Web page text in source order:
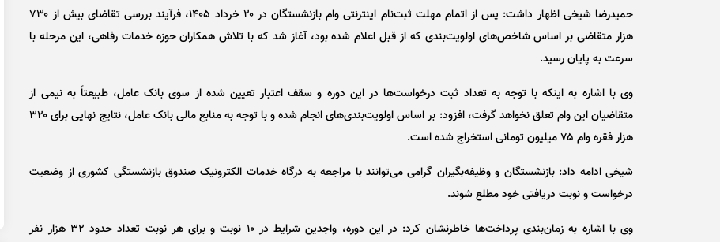
حمیدرضا شیخی اظهار داشت: پس از اتمام مهلت ثبت‌نام اینترنتی وام بازنشستگان در ۲۰ خرداد ۱۴۰۵، فرآیند بررسی تقاضای بیش از ۷۳۰
هزار متقاضی بر اساس شاخص‌های اولویت‌بندی که از قبل اعلام شده بود، آغاز شد که با تلاش همکاران حوزه خدمات رفاهی، این مرحله با
سرعت به پایان رسید.
وی با اشاره به اینکه با توجه به تعداد ثبت درخواست‌ها در این دوره و سقف اعتبار تعیین شده از سوی بانک عامل، طبیعتاً به نیمی از
متقاضیان این وام تعلق نخواهد گرفت، افزود: بر اساس اولویت‌بندی‌های انجام شده و با توجه به منابع مالی بانک عامل، نتایج نهایی برای ۳۲۰
هزار فقره وام ۷۵ میلیون تومانی استخراج شده است.
شیخی ادامه داد: بازنشستگان و وظیفه‌بگیران گرامی می‌توانند با مراجعه به درگاه خدمات الکترونیک صندوق بازنشستگی کشوری از وضعیت
درخواست و نوبت دریافتی خود مطلع شوند.
وی با اشاره به زمان‌بندی پرداخت‌ها خاطرنشان کرد: در این دوره، واجدین شرایط در ۱۰ نوبت و برای هر نوبت تعداد حدود ۳۲ هزار نفر